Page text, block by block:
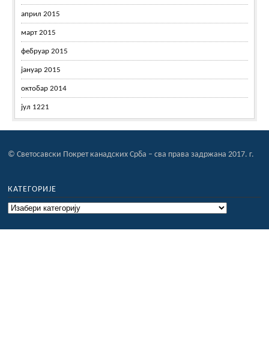
април 2015
март 2015
фебруар 2015
јануар 2015
октобар 2014
јул 1221
© Светосавски Покрет канадских Срба – сва права задржана 2017. г.
КАТЕГОРИЈЕ
Категорије